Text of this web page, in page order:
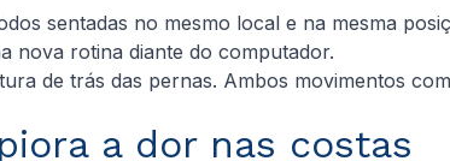
sentadas no mesmo local e na mesma
nova rotina diante do computador.
de trás das pernas. Ambos movimentos
a dor nas costas